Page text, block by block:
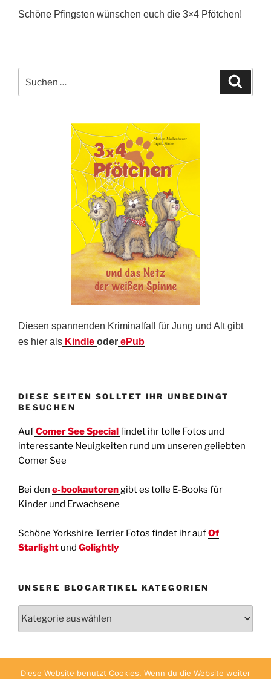
Schöne Pfingsten wünschen euch die 3×4 Pfötchen!
nach:
Diesen spannenden Kriminalfall für Jung und Alt gibt
es hier als Kindle oder ePub
DIESE SEITEN SOLLTET IHR UNBEDINGT
BESUCHEN
AufComer See Special findet ihr tolle Fotos und
interessante Neuigkeiten rund um unseren geliebten
Comer See
Bei den e-bookautorengibt es tolle E-Books für
Kinder und Erwachsene
Schöne Yorkshire Terrier Fotos findet ihr aufOf
Starlight und Golightly
UNSERE BLOGARTIKEL KATEGORIEN
Blogartikel
Diese Website benutzt Cookies. Wenn du die Website weiter